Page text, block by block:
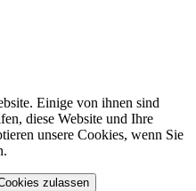
Einige von ihnen sind
diese Website und Ihre
unsere Cookies, wenn Sie
zulassen